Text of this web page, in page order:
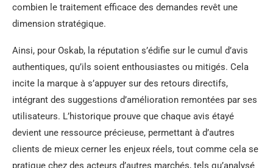
combien le traitement efficace des demandes revêt une
dimension stratégique.
Ainsi, pour Oskab, la réputation s’édifie sur le cumul d’avis
authentiques, qu’ils soient enthousiastes ou mitigés. Cela
incite la marque à s’appuyer sur des retours directifs,
intégrant des suggestions d’amélioration remontées par ses
utilisateurs. L’historique prouve que chaque avis étayé
devient une ressource précieuse, permettant à d’autres
clients de mieux cerner les enjeux réels, tout comme cela se
pratique chez des acteurs d’autres marchés, tels qu’analysé